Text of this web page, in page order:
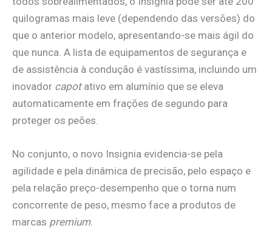
quilogramas mais leve (dependendo das versões) do
que o anterior modelo, apresentando-se mais ágil do
que nunca. A lista de equipamentos de segurança e
de assistência à condução é vastíssima, incluindo um
inovador capotativo em alumínio que se eleva
automaticamente em frações de segundo para
proteger os peões.
No conjunto, o novo Insignia evidencia-se pela
agilidade e pela dinâmica de precisão, pelo espaço e
pela relação preço-desempenho que o torna num
concorrente de peso, mesmo face a produtos de
marcas premium.